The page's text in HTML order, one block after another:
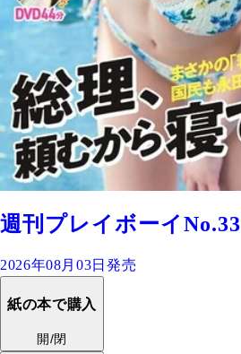
週刊プレイボーイNo.33
2026年08月03日発売
紙の本で購入
開/閉